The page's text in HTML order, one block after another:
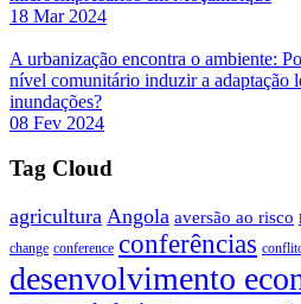
18 Mar 2024
A urbanização encontra o ambiente:
nível comunitário induzir a adaptação
inundações?
08 Fev 2024
Tag Cloud
agricultura Angola aversão ao risco
change conference conferências
desenvolvimento